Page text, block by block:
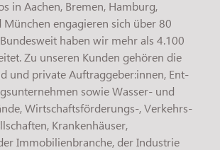
in Aachen, Bremen, Hamburg,
engagieren sich über 80
haben wir mehr als 4.100
Zu unseren Kunden gehören die
und private Auftraggeber:innen, Ent-
sowie Wasser- und
Wirtschaftsförderungs-, Verkehrs-
Krankenhäuser,
Immobilienbranche, der Industrie